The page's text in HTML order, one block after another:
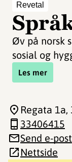
Revetal
Øv på norsk
sosial og
Les mer
Regata 1a,
33406415
Send e-post
Nettside